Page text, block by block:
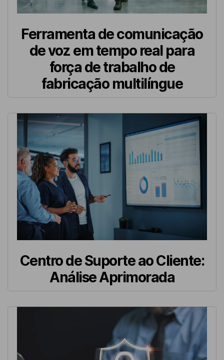
Ferramenta de comunicação
de voz em tempo real para
força de trabalho de
fabricação multilíngue
Centro de Suporte ao Cliente:
Análise Aprimorada